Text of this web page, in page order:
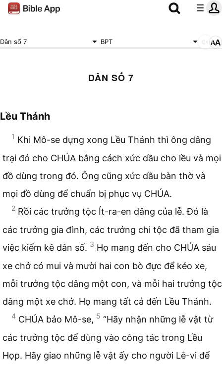
Dân số 7 BPT
DÂN SỐ 7
Lều Thánh
1 Khi Mô-se dựng xong Lều Thánh thì ông dâng
trại đó cho CHÚA bằng cách xức dầu cho lều và mọi
đồ dùng trong đó. Ông cũng xức dầu bàn thờ và
mọi đồ dùng để chuẩn bị phục vụ CHÚA.
2 Rồi các trưởng tộc Ít-ra-en dâng của lễ. Đó là
các trưởng gia đình, các trưởng chi tộc đã tham gia
việc kiểm kê dân số. 3 Họ mang đến cho CHÚA sáu
xe chở có mui và mười hai con bò đực để kéo xe,
mỗi trưởng tộc dâng một con, và mỗi hai trưởng tộc
dâng một xe chở. Họ mang tất cả đến Lều Thánh.
4 CHÚA bảo Mô-se, 5 “Hãy nhận những lễ vật từ
các trưởng tộc để dùng vào công tác trong Lều
Họp. Hãy giao những lễ vật ấy cho người Lê-vi để